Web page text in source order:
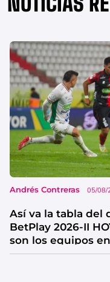
Andrés Contreras 05/08/
Así va la tabla del
BetPlay 2026-II
son los equipos